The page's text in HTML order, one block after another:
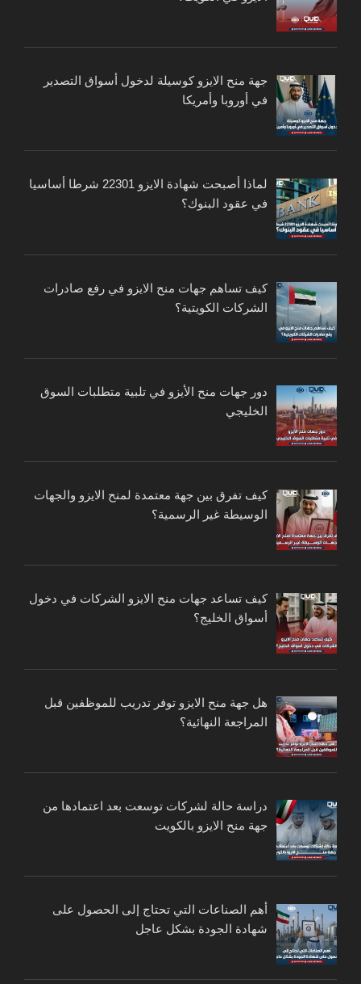
جهة منح الايزو كوسيلة لدخول أسواق التصدير
في أوروبا وأمريكا
لماذا أصبحت شهادة الايزو 22301 شرطا أساسيا
في عقود البنوك؟
كيف تساهم جهات منح الايزو في رفع صادرات
الشركات الكويتية؟
دور جهات منح الأيزو في تلبية متطلبات السوق
الخليجي
كيف تفرق بين جهة معتمدة لمنح الايزو والجهات
الوسيطة غير الرسمية؟
كيف تساعد جهات منح الايزو الشركات في دخول
أسواق الخليج؟
هل جهة منح الايزو توفر تدريب للموظفين قبل
المراجعة النهائية؟
دراسة حالة لشركات توسعت بعد اعتمادها من
جهة منح الايزو بالكويت
أهم الصناعات التي تحتاج إلى الحصول على
شهادة الجودة بشكل عاجل